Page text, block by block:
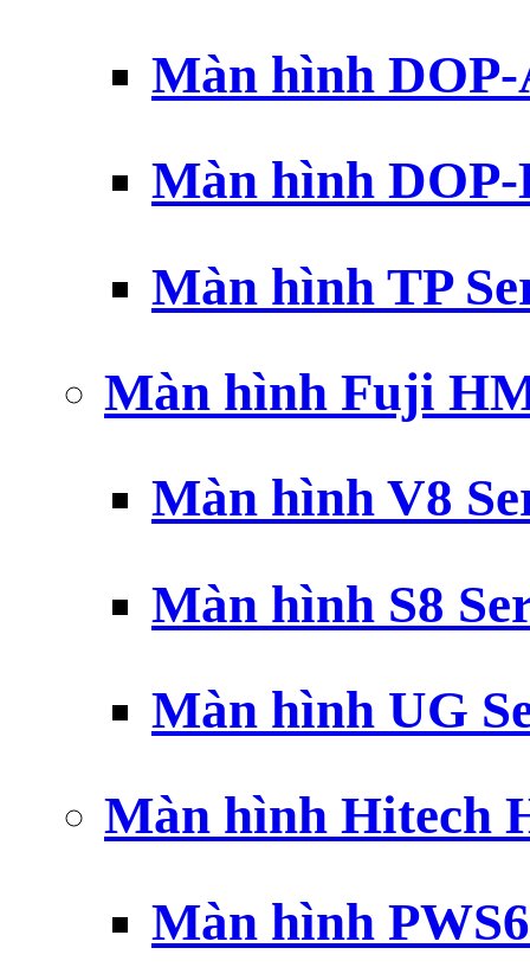
Màn hình DOP-
Màn hình DOP-
Màn hình TP
Màn hình Fuji
Màn hình V8
Màn hình S8
Màn hình UG
Màn hình Hitech
Màn hình